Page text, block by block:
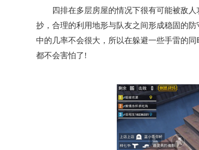
四排在多层房屋的情况下很有可能被敌
抄，合理的利用地形与队友之间形成稳固的
中的几率不会很大，所以在躲避一些手雷的
都不会害怕了!